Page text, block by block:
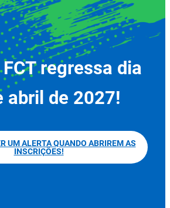
FCT regressa dia
abril de 2027!
UM ALERTA QUANDO ABRIREM AS
INSCRIÇÕES!